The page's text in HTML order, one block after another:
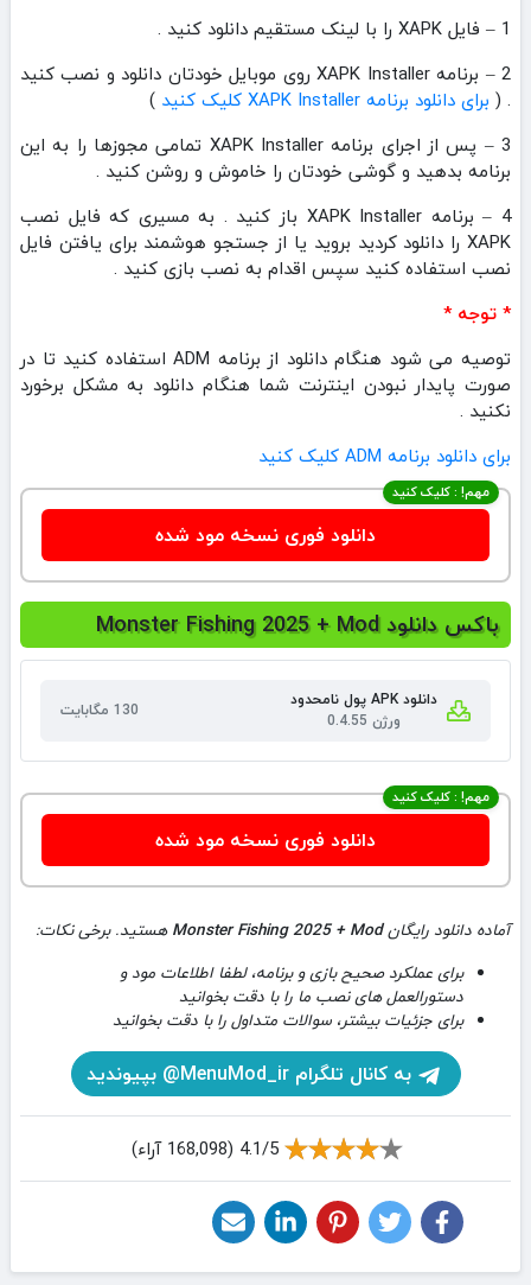
1 – فایل XAPK را با لینک مستقیم دانلود کنید .
2 – برنامه XAPK Installer روی موبایل خودتان دانلود و نصب کنید
. ( برای دانلود برنامه XAPK Installer کلیک کنید
)
3 – پس از اجرای برنامه XAPK Installer تمامی مجوزها را به این
برنامه بدهید و گوشی خودتان را خاموش و روشن کنید .
4 – برنامه XAPK Installer باز کنید . به مسیری که فایل نصب
XAPK را دانلود کردید بروید یا از جستجو هوشمند برای یافتن فایل
نصب استفاده کنید سپس اقدام به نصب بازی کنید .
* توجه *
توصیه می شود هنگام دانلود از برنامه ADM استفاده کنید تا در
صورت پایدار نبودن اینترنت شما هنگام دانلود به مشکل برخورد
نکنید .
برای دانلود برنامه ADM کلیک کنید
مهم! : کلیک کنید
دانلود فوری نسخه مود شده
باکس دانلود Monster Fishing 2025 + Mod
دانلود APK پول نامحدود
ورژن 0.4.55
130 مگابایت
مهم! : کلیک کنید
دانلود فوری نسخه مود شده
آماده دانلود رایگانMonster Fishing 2025 + Mod هستید. برخی نکات:
برای عملکرد صحیح بازی و برنامه، لطفا اطلاعات مود و
دستورالعمل های نصب ما را با دقت بخوانید
برای جزئیات بیشتر، سوالات متداول را با دقت بخوانید
به کانال تلگرام MenuMod_ir@ بپیوندید
4.1/5 (168,098 آراء)